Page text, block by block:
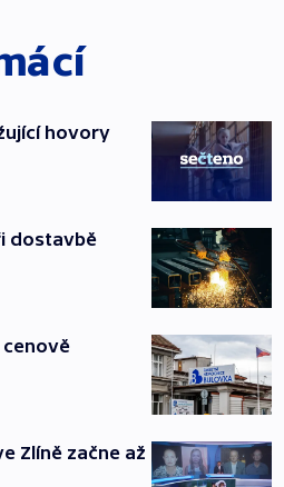
hovory
dostavbě
Zlíně začne až